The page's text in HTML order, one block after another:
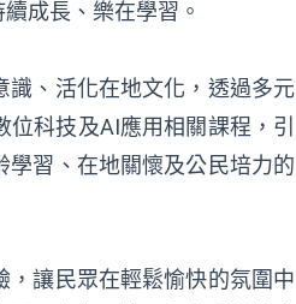
成長、樂在學習。
識、活化在地文化，透過多元
科技及AI應用相關課程，引
習、在地關懷及公民培力的
讓民眾在輕鬆愉快的氛圍中